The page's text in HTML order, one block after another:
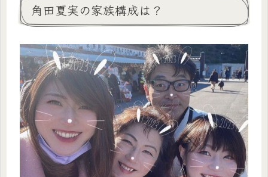
角田夏実の家族構成は？